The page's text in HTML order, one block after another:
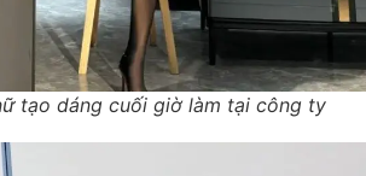
tạo dáng cuối giờ làm tại công ty